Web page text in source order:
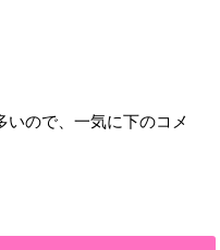
ので、一気に下のコメ